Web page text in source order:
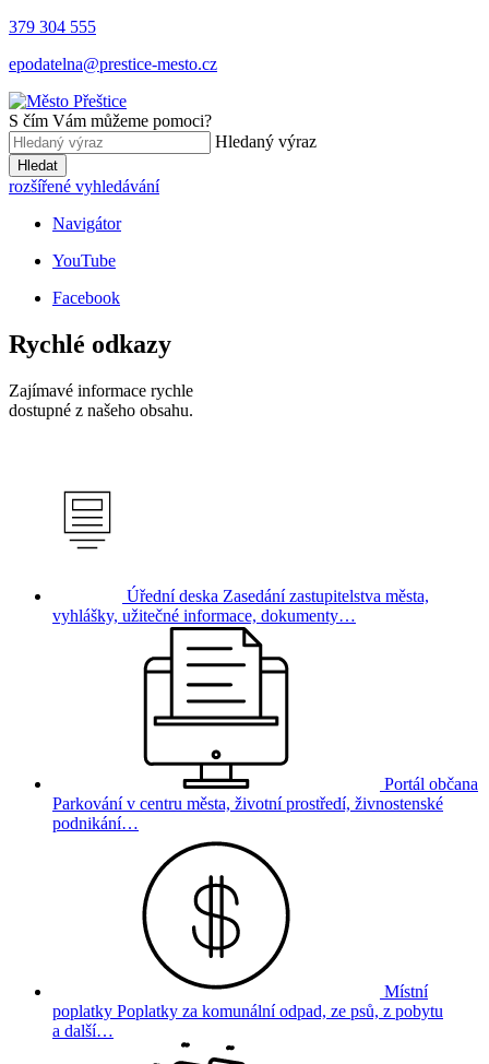
379 304 555
epodatelna@prestice-mesto.cz
S čím Vám můžeme pomoci?
Hledaný výraz
Hledat
rozšířené vyhledávání
Navigátor
YouTube
Facebook
Rychlé odkazy
Zajímavé informace rychle
dostupné z našeho obsahu.
Úřední deska Zasedání zastupitelstva města,
vyhlášky, užitečné informace, dokumenty…
Portál občana
Parkování v centru města, životní prostředí, živnostenské
podnikání…
Místní
poplatky Poplatky za komunální odpad, ze psů, z pobytu
a další…